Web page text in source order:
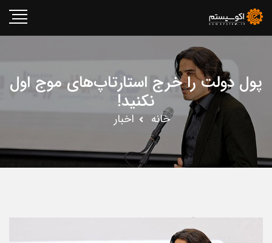
پول دولت را خرج استارتاپ‌های موج اول
نکنید!
خانه اخبار